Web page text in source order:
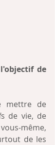
de
mettre de
de vie, de
même,
de les